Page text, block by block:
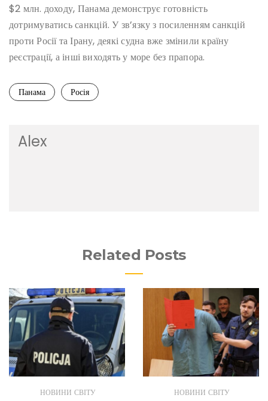
$2 млн. доходу, Панама демонструє готовність
дотримуватись санкцій. У зв’язку з посиленням санкцій
проти Росії та Ірану, деякі судна вже змінили країну
реєстрації, а інші виходять у море без прапора.
Панама Росія
Alex
Related Posts
НОВИНИ СВІТУ НОВИНИ СВІТУ